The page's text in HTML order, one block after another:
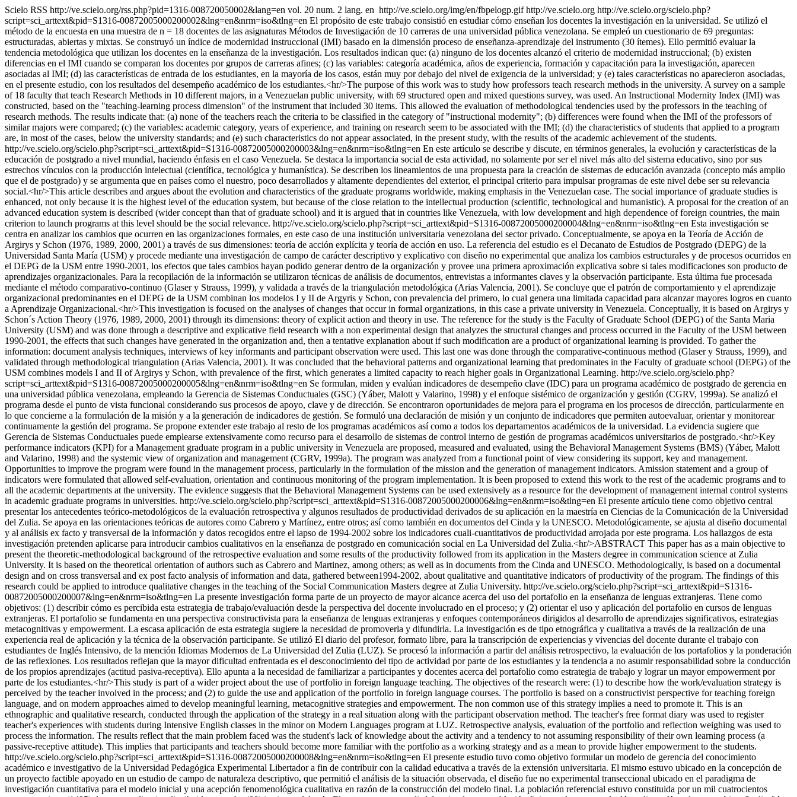
Scielo RSS http://ve.scielo.org/rss.php?pid=1316-008720050002&lang=en vol. 20 num. 2 lang. en http://ve.scielo.org/img/en/fbpelogp.gif http://ve.scielo.org http://ve.scielo.org/scielo.php?
script=sci_arttext&pid=S1316-00872005000200002&lng=en&nrm=iso&tlng=en El propósito de este trabajo consistió en estudiar cómo enseñan los docentes la investigación en la universidad. Se utilizó el
método de la encuesta en una muestra de n = 18 docentes de las asignaturas Métodos de Investigación de 10 carreras de una universidad pública venezolana. Se empleó un cuestionario de 69 preguntas:
estructuradas, abiertas y mixtas. Se construyó un índice de modernidad instruccional (IMI) basado en la dimensión proceso de enseñanza-aprendizaje del instrumento (30 ítemes). Ello permitió evaluar la
tendencia metodológica que utilizan los docentes en la enseñanza de la investigación. Los resultados indican que: (a) ninguno de los docentes alcanzó el criterio de modernidad instruccional; (b) existen
diferencias en el IMI cuando se comparan los docentes por grupos de carreras afines; (c) las variables: categoría académica, años de experiencia, formación y capacitación para la investigación, aparecen
asociadas al IMI; (d) las características de entrada de los estudiantes, en la mayoría de los casos, están muy por debajo del nivel de exigencia de la universidad; y (e) tales características no aparecieron asociadas,
en el presente estudio, con los resultados del desempeño académico de los estudiantes.<hr/>The purpose of this work was to study how professors teach research methods in the university. A survey on a sample
of 18 faculty that teach Research Methods in 10 different majors, in a Venezuelan public university, with 69 structured open and mixed questions survey, was used. An Instructional Modernity Index (IMI) was
constructed, based on the "teaching-learning process dimension" of the instrument that included 30 items. This allowed the evaluation of methodological tendencies used by the professors in the teaching of
research methods. The results indicate that: (a) none of the teachers reach the criteria to be classified in the category of "instructional modernity"; (b) differences were found when the IMI of the professors of
similar majors were compared; (c) the variables: academic category, years of experience, and training on research seem to be associated with the IMI; (d) the characteristics of students that applied to a program
are, in most of the cases, below the university standards; and (e) such characteristics do not appear associated, in the present study, with the results of the academic achievement of the students.
http://ve.scielo.org/scielo.php?script=sci_arttext&pid=S1316-00872005000200003&lng=en&nrm=iso&tlng=en En este artículo se describe y discute, en términos generales, la evolución y características de la
educación de postgrado a nivel mundial, haciendo énfasis en el caso Venezuela. Se destaca la importancia social de esta actividad, no solamente por ser el nivel más alto del sistema educativo, sino por sus
estrechos vínculos con la producción intelectual (científica, tecnológica y humanística). Se describen los lineamientos de una propuesta para la creación de sistemas de educación avanzada (concepto más amplio
que el de postgrado) y se argumenta que en países como el nuestro, poco desarrollados y altamente dependientes del exterior, el principal criterio para impulsar programas de este nivel debe ser su relevancia
social.<hr/>This article describes and argues about the evolution and characteristics of the graduate programs worldwide, making emphasis in the Venezuelan case. The social importance of graduate studies is
enhanced, not only because it is the highest level of the education system, but because of the close relation to the intellectual production (scientific, technological and humanistic). A proposal for the creation of an
advanced education system is described (wider concept than that of graduate school) and it is argued that in countries like Venezuela, with low development and high dependence of foreign countries, the main
criterion to launch programs at this level should be the social relevance. http://ve.scielo.org/scielo.php?script=sci_arttext&pid=S1316-00872005000200004&lng=en&nrm=iso&tlng=en Esta investigación se
centra en analizar los cambios que ocurren en las organizaciones formales, en este caso de una institución universitaria venezolana del sector privado. Conceptualmente, se apoya en la Teoría de Acción de
Argirys y Schon (1976, 1989, 2000, 2001) a través de sus dimensiones: teoría de acción explícita y teoría de acción en uso. La referencia del estudio es el Decanato de Estudios de Postgrado (DEPG) de la
Universidad Santa María (USM) y procede mediante una investigación de campo de carácter descriptivo y explicativo con diseño no experimental que analiza los cambios estructurales y de procesos ocurridos en
el DEPG de la USM entre 1990-2001, los efectos que tales cambios hayan podido generar dentro de la organización y provee una primera aproximación explicativa sobre si tales modificaciones son producto de
aprendizajes organizacionales. Para la recopilación de la información se utilizaron técnicas de análisis de documentos, entrevistas a informantes claves y la observación participante. Esta última fue procesada
mediante el método comparativo-continuo (Glaser y Strauss, 1999), y validada a través de la triangulación metodológica (Arias Valencia, 2001). Se concluye que el patrón de comportamiento y el aprendizaje
organizacional predominantes en el DEPG de la USM combinan los modelos I y II de Argyris y Schon, con prevalencia del primero, lo cual genera una limitada capacidad para alcanzar mayores logros en cuanto
a Aprendizaje Organizacional.<hr/>This investigation is focused on the analyses of changes that occur in formal organizations, in this case a private university in Venezuela. Conceptually, it is based on Argirys y
Schon´s Action Theory (1976, 1989, 2000, 2001) through its dimensions: theory of explicit action and theory in use. The reference for the study is the Faculty of Graduate School (DEPG) of the Santa Maria
University (USM) and was done through a descriptive and explicative field research with a non experimental design that analyzes the structural changes and process occurred in the Faculty of the USM between
1990-2001, the effects that such changes have generated in the organization and, then a tentative explanation about if such modification are a product of organizational learning is provided. To gather the
information: document analysis techniques, interviews of key informants and participant observation were used. This last one was done through the comparative-continuous method (Glaser y Strauss, 1999), and
validated through methodological triangulation (Arias Valencia, 2001). It was concluded that the behavioral patterns and organizational learning that predominates in the Faculty of graduate school (DEPG) of the
USM combines models I and II of Argirys y Schon, with prevalence of the first, which generates a limited capacity to reach higher goals in Organizational Learning. http://ve.scielo.org/scielo.php?
script=sci_arttext&pid=S1316-00872005000200005&lng=en&nrm=iso&tlng=en Se formulan, miden y evalúan indicadores de desempeño clave (IDC) para un programa académico de postgrado de gerencia en
una universidad pública venezolana, empleando la Gerencia de Sistemas Conductuales (GSC) (Yáber, Malott y Valarino, 1998) y el enfoque sistémico de organización y gestión (CGRV, 1999a). Se analizó el
programa desde el punto de vista funcional considerando sus procesos de apoyo, clave y de dirección. Se encontraron oportunidades de mejora para el programa en los procesos de dirección, particularmente en
lo que concierne a la formulación de la misión y a la generación de indicadores de gestión. Se formuló una declaración de misión y un conjunto de indicadores que permiten autoevaluar, orientar y monitorear
continuamente la gestión del programa. Se propone extender este trabajo al resto de los programas académicos así como a todos los departamentos académicos de la universidad. La evidencia sugiere que
Gerencia de Sistemas Conductuales puede emplearse extensivamente como recurso para el desarrollo de sistemas de control interno de gestión de programas académicos universitarios de postgrado.<hr/>Key
performance indicators (KPI) for a Management graduate program in a public university in Venezuela are proposed, measured and evaluated, using the Behavioral Management Systems (BMS) (Yáber, Malott
and Valarino, 1998) and the systemic view of organization and management (CGRV, 1999a). The program was analyzed from a functional point of view considering its support, key and management.
Opportunities to improve the program were found in the management process, particularly in the formulation of the mission and the generation of management indicators. Amission statement and a group of
indicators were formulated that allowed self-evaluation, orientation and continuous monitoring of the program implementation. It is been proposed to extend this work to the rest of the academic programs and to
all the academic departments at the university. The evidence suggests that the Behavioral Management Systems can be used extensively as a resource for the development of management internal control systems
in academic graduate programs in universities. http://ve.scielo.org/scielo.php?script=sci_arttext&pid=S1316-00872005000200006&lng=en&nrm=iso&tlng=en El presente artículo tiene como objetivo central
presentar los antecedentes teórico-metodológicos de la evaluación retrospectiva y algunos resultados de productividad derivados de su aplicación en la maestría en Ciencias de la Comunicación de la Universidad
del Zulia. Se apoya en las orientaciones teóricas de autores como Cabrero y Martínez, entre otros; así como también en documentos del Cinda y la UNESCO. Metodológicamente, se ajusta al diseño documental
y al análisis ex facto y transversal de la información y datos recogidos entre el lapso de 1994-2002 sobre los indicadores cuali-cuantitativos de productividad arrojada por este programa. Los hallazgos de esta
investigación pretenden aplicarse para introducir cambios cualitativos en la enseñanza de postgrado en comunicación social en La Universidad del Zulia.<hr/>ABSTRACT This paper has as a main objective to
present the theoretic-methodological background of the retrospective evaluation and some results of the productivity followed from its application in the Masters degree in communication science at Zulia
University. It is based on the theoretical orientation of authors such as Cabrero and Martinez, among others; as well as in documents from the Cinda and UNESCO. Methodologically, is based on a documental
design and on cross transversal and ex post facto analysis of information and data, gathered between1994-2002, about qualitative and quantitative indicators of productivity of the program. The findings of this
research could be applied to introduce qualitative changes in the teaching of the Social Communication Masters degree at Zulia University. http://ve.scielo.org/scielo.php?script=sci_arttext&pid=S1316-
00872005000200007&lng=en&nrm=iso&tlng=en La presente investigación forma parte de un proyecto de mayor alcance acerca del uso del portafolio en la enseñanza de lenguas extranjeras. Tiene como
objetivos: (1) describir cómo es percibida esta estrategia de trabajo/evaluación desde la perspectiva del docente involucrado en el proceso; y (2) orientar el uso y aplicación del portafolio en cursos de lenguas
extranjeras. El portafolio se fundamenta en una perspectiva constructivista para la enseñanza de lenguas extranjeras y enfoques contemporáneos dirigidos al desarrollo de aprendizajes significativos, estrategias
metacognitivas y empowerment. La escasa aplicación de esta estrategia sugiere la necesidad de promoverla y difundirla. La investigación es de tipo etnográfica y cualitativa a través de la realización de una
experiencia real de aplicación y la técnica de la observación participante. Se utilizó El diario del profesor, formato libre, para la transcripción de experiencias y vivencias del docente durante el trabajo con
estudiantes de Inglés Intensivo, de la mención Idiomas Modernos de La Universidad del Zulia (LUZ). Se procesó la información a partir del análisis retrospectivo, la evaluación de los portafolios y la ponderación
de las reflexiones. Los resultados reflejan que la mayor dificultad enfrentada es el desconocimiento del tipo de actividad por parte de los estudiantes y la tendencia a no asumir responsabilidad sobre la conducción
de los propios aprendizajes (actitud pasiva-receptiva). Ello apunta a la necesidad de familiarizar a participantes y docentes acerca del portafolio como estrategia de trabajo y lograr un mayor empowerment por
parte de los estudiantes.<hr/>This study is part of a wider project about the use of portfolio in foreign language teaching. The objectives of the research were: (1) to describe how the work/evaluation strategy is
perceived by the teacher involved in the process; and (2) to guide the use and application of the portfolio in foreign language courses. The portfolio is based on a constructivist perspective for teaching foreign
language, and on modern approaches aimed to develop meaningful learning, metacognitive strategies and empowerment. The non common use of this strategy implies a need to promote it. This is an
ethnographic and qualitative research, conducted through the application of the strategy in a real situation along with the participant observation method. The teacher's free format diary was used to register
teacher's experiences with students during Intensive English classes in the minor on Modern Languages program at LUZ. Retrospective analysis, evaluation of the portfolio and reflection weighing was used to
process the information. The results reflect that the main problem faced was the student's lack of knowledge about the activity and a tendency to not assuming responsibility of their own learning process (a
passive-receptive attitude). This implies that participants and teachers should become more familiar with the portfolio as a working strategy and as a mean to provide higher empowerment to the students.
http://ve.scielo.org/scielo.php?script=sci_arttext&pid=S1316-00872005000200008&lng=en&nrm=iso&tlng=en El presente estudio tuvo como objetivo formular un modelo de gerencia del conocimiento
académico e investigativo de la Universidad Pedagógica Experimental Libertador a fin de contribuir con la calidad educativa a través de la extensión universitaria. El mismo estuvo ubicado en la concepción de
un proyecto factible apoyado en un estudio de campo de naturaleza descriptivo, que permitió el análisis de la situación observada, el diseño fue no experimental transeccional ubicado en el paradigma de
investigación cuantitativa para el modelo inicial y una acepción fenomenológica cualitativa en razón de la construcción del modelo final. La población referencial estuvo constituida por un mil cuatrocientos